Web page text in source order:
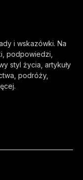
i wskazówki. Na
podpowiedzi,
styl życia, artykuły
podróży,